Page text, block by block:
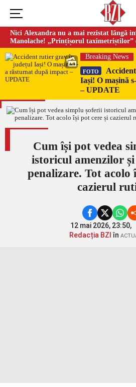
Nici Alexandra nu a mai rezistat lângă
Manolache! „Prințișorul
doi ani de căsnicie
Breaking News
FOTO
Iași! O mașină
– UPDATE
Cum își pot vedea
istoricul amenzilor și
penalizare. Tot acolo
cazierul
12 mai 2026, 23:50,
Redacția BZI în